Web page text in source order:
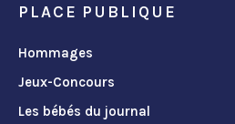
PLACE PUBLIQUE
Hommages
Jeux-Concours
Les bébés du journal